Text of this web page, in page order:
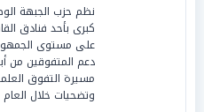
نظم حزب الجبهة
كبرى بأحد فنادق
على مستوى
دعم المتفوقين من
مسيرة التفوق
وتضحيات خلال